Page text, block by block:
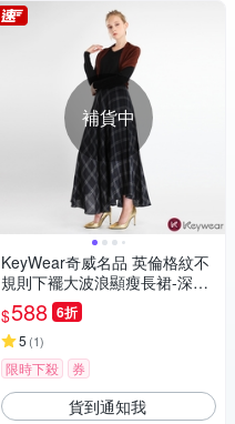
補貨中
KeyWear奇威名品 英倫格紋不
規則下襬大波浪顯瘦長裙-深藍
色
$588 6折
5 (1)
限時下殺 券
貨到通知我